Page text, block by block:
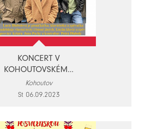
KONCERT V
KOHOUTOVSKÉM...
Kohoutov
St 06.09.2023